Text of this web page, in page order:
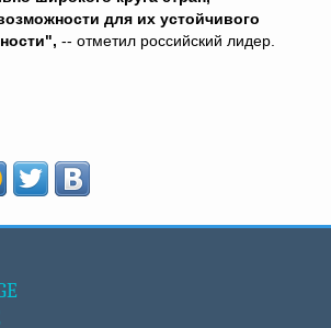
для их устойчивого
-- отметил российский лидер.